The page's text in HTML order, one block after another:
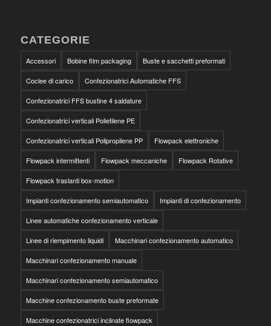
CATEGORIE
Accessori Bobine film packaging Buste e sacchetti preformati
Coclee di carico Confezionatrici Automatiche FFS
Confezionatrici FFS bustine 4 saldature
Confezionatrici verticali Polietilene PE
Confezionatrici verticali Polipropilene PP Flowpack elettroniche
Flowpack intermittenti Flowpack meccaniche Flowpack Rotative
Flowpack traslanti box-motion
Impianti confezionamento semiautomatico Impianti di confezionamento
Linee automatiche confezionamento verticale
Linee di riempimento liquidi Macchinari confezionamento automatico
Macchinari confezionamento manuale
Macchinari confezionamento semiautomatico
Macchine confezionamento buste preformate
Macchine confezionatrici inclinate flowpack